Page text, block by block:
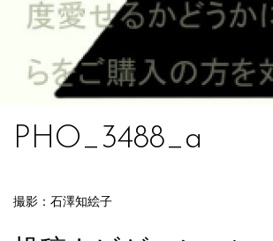
PHO_3488_a
撮影：石澤知絵子